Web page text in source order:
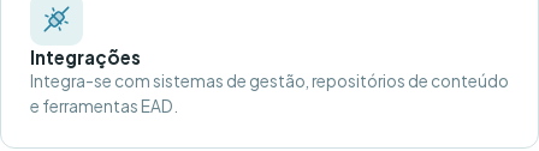
Integrações
Integra-se com sistemas de gestão, repositórios de conteúdo
e ferramentas EAD.